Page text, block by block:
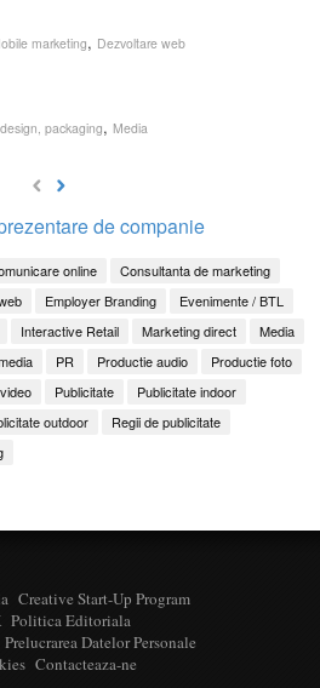
marketing, Dezvoltare web
packaging, Media
de companie
online
Consultanta de marketing
Employer Branding
Evenimente / BTL
Interactive Retail Marketing direct
Media
PR Productie audio
Productie foto
Publicitate
Publicitate indoor
outdoor
Regii de publicitate
Creative Start-Up Program
Politica Editoriala
Prelucrarea Datelor Personale
Contacteaza-ne